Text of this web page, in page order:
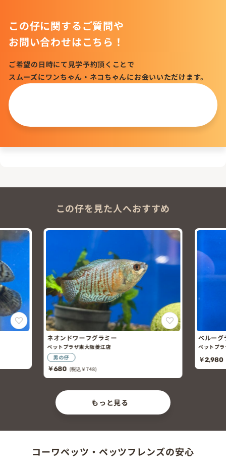
この仔に関するご質問や
お問い合わせはこちら！
ご希望の日時にて見学予約頂くことで
スムーズにワンちゃん・ネコちゃんにお会いいただけます。
この仔を見た人へおすすめ
ネオンドワーフグラミー
ペットプラザ東大阪菱江店
男の仔
￥680 (税込￥748)
ペルーグ
ペットプ
￥2,980
もっと見る
コーワペッツ・ペッツフレンズの安心